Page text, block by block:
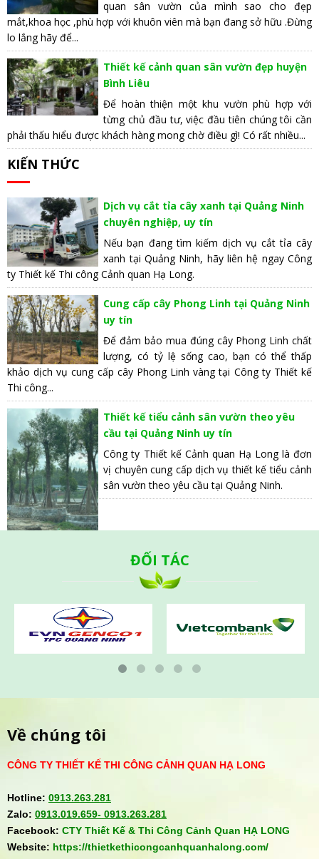
quan sân vườn của mình sao cho đẹp
mắt,khoa học ,phù hợp với khuôn viên mà bạn đang sở hữu .Đừng
lo lắng hãy để...
Thiết kế cảnh quan sân vườn đẹp huyện
Bình Liêu
Để hoàn thiện một khu vườn phù hợp với
từng chủ đầu tư, việc đầu tiên chúng tôi cần
phải thấu hiểu được khách hàng mong chờ điều gì! Có rất nhiều...
KIẾN THỨC
Dịch vụ cắt tỉa cây xanh tại Quảng Ninh
chuyên nghiệp, uy tín
Nếu bạn đang tìm kiếm dịch vụ cắt tỉa cây
xanh tại Quảng Ninh, hãy liên hệ ngay Công
ty Thiết kế Thi công Cảnh quan Hạ Long.
Cung cấp cây Phong Linh tại Quảng Ninh
uy tín
Để đảm bảo mua đúng cây Phong Linh chất
lượng, có tỷ lệ sống cao, bạn có thể thấp
khảo dịch vụ cung cấp cây Phong Linh vàng tại Công ty Thiết kế
Thi công...
Thiết kế tiểu cảnh sân vườn theo yêu
cầu tại Quảng Ninh uy tín
Công ty Thiết kế Cảnh quan Hạ Long là đơn
vị chuyên cung cấp dịch vụ thiết kế tiểu cảnh
sân vườn theo yêu cầu tại Quảng Ninh.
ĐỐI TÁC
Về chúng tôi
CÔNG TY THIẾT KẾ THI CÔNG CẢNH QUAN HẠ LONG
Hotline: 0913.263.281
Zalo: 0913.019.659- 0913.263.281
Facebook: CTY Thiết Kế & Thi Công Cảnh Quan HẠ LONG
Website: https://thietkethicongcanhquanhalong.com/